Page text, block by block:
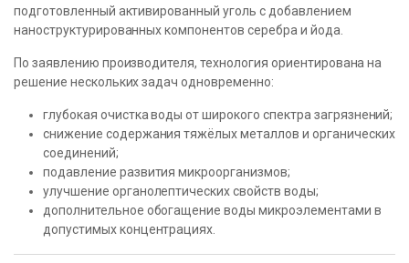
подготовленный активированный уголь с добавлением
наноструктурированных компонентов серебра и йода.
По заявлению производителя, технология ориентирована на
решение нескольких задач одновременно:
глубокая очистка воды от широкого спектра загрязнений;
снижение содержания тяжёлых металлов и органических
соединений;
подавление развития микроорганизмов;
улучшение органолептических свойств воды;
дополнительное обогащение воды микроэлементами в
допустимых концентрациях.